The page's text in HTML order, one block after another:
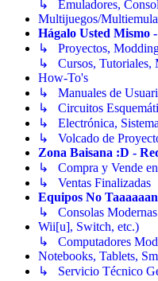
↳ Emuladores,
Multijuegos/
Hágalo Usted Mismo
↳ Proyectos,
↳ Cursos, Tutoriales,
How-To's
↳ Manuales de
↳ Circuitos
↳ Electrónica,
↳ Volcado de
Zona Baisana :D -
↳ Compra y Vende
↳ Ventas Finalizadas
Equipos No
↳ Consolas Modernas
Wii[u], Switch, etc.)
↳ Computadores
Notebooks, Tablets,
↳ Servicio Técnico